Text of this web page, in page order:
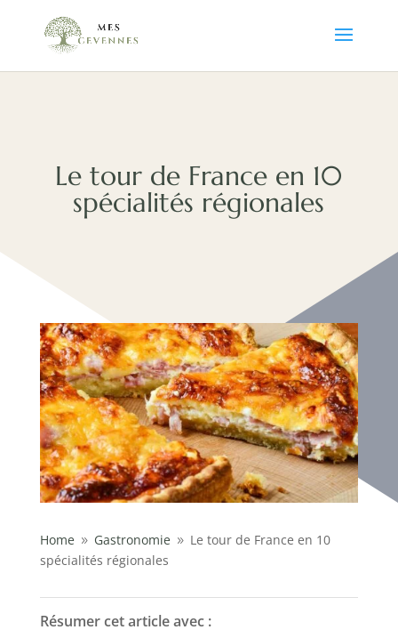
Le tour de France en 10
spécialités régionales
Home 9 Gastronomie 9 Le tour de France en 10
spécialités régionales
Résumer cet article avec :